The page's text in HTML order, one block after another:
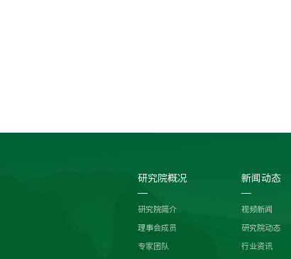
研究院概况
研究院简介
理事会成员
专家团队
新闻动态
视频新闻
研究院动态
行业资讯